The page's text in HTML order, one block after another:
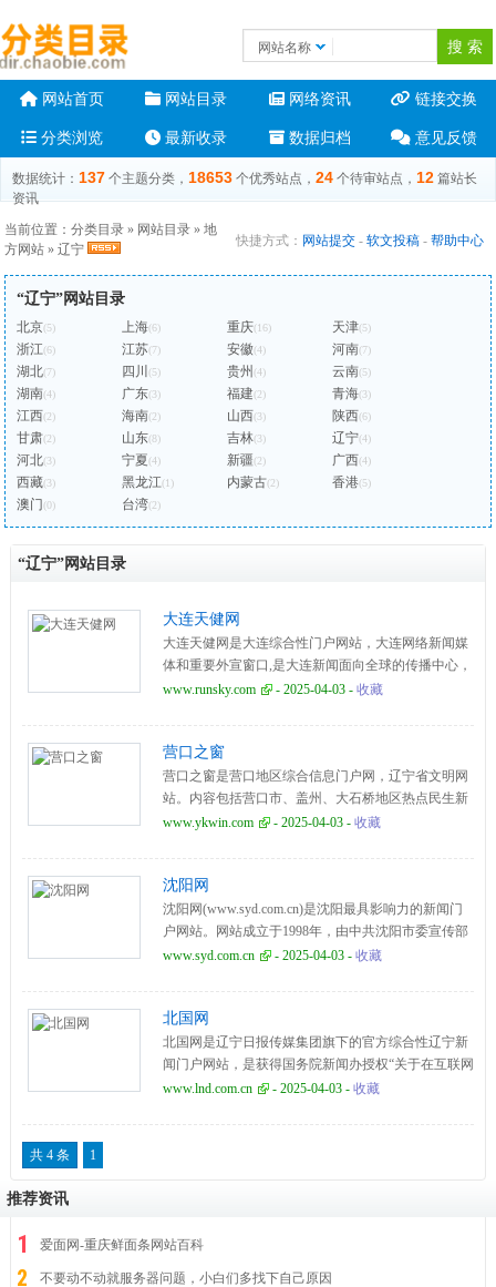
网站名称
网站首页 网站目录 网络资讯 链接交换
分类浏览 最新收录 数据归档 意见反馈
数据统计： 137 个主题分类， 18653 个优秀站点， 24 个待审站点， 12 篇站长
资讯
快捷方式： 网站提交 - 软文投稿 - 帮助中心
当前位置：分类目录 » 网站目录 »地
方网站 »辽宁
“辽宁”网站目录
北京(5) 上海(6) 重庆(16) 天津(5)
浙江(6) 江苏(7) 安徽(4) 河南(7)
湖北(7) 四川(5) 贵州(4) 云南(5)
湖南(4) 广东(3) 福建(2) 青海(3)
江西(2) 海南(2) 山西(3) 陕西(6)
甘肃(2) 山东(8) 吉林(3) 辽宁(4)
河北(3) 宁夏(4) 新疆(2) 广西(4)
西藏(3) 黑龙江(1) 内蒙古(2) 香港(5)
澳门(0) 台湾(2)
“辽宁”网站目录
大连天健网
大连天健网是大连综合性门户网站，大连网络新闻媒
体和重要外宣窗口,是大连新闻面向全球的传播中心，
提供大连房产、大连旅游、大连人才、大连教育、大
www.runsky.com - 2025-04-03 -收藏
营口之窗
营口之窗是营口地区综合信息门户网，辽宁省文明网
站。内容包括营口市、盖州、大石桥地区热点民生新
闻，营口百姓说事，营口人才、房产、健康等营口生
www.ykwin.com - 2025-04-03 -收藏
沈阳网
沈阳网(www.syd.com.cn)是沈阳最具影响力的新闻门
户网站。网站成立于1998年，由中共沈阳市委宣传部
主管，沈阳日报社主办，是国务院新闻办批准的东北
www.syd.com.cn - 2025-04-03 -收藏
北国网
北国网是辽宁日报传媒集团旗下的官方综合性辽宁新
闻门户网站，是获得国务院新闻办授权“关于在互联网
登载新闻内容”的重点新闻网站之一，是辽宁省最具权
www.lnd.com.cn - 2025-04-03 -收藏
共 4 条 1
推荐资讯
爱面网-重庆鲜面条网站百科
不要动不动就服务器问题，小白们多找下自己原因